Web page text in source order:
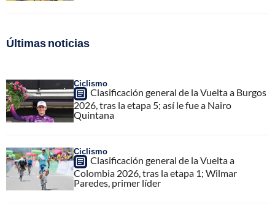
Últimas noticias
Ciclismo
Clasificación general de la Vuelta a Burgos
2026, tras la etapa 5; así le fue a Nairo
Quintana
Ciclismo
Clasificación general de la Vuelta a
Colombia 2026, tras la etapa 1; Wilmar
Paredes, primer líder